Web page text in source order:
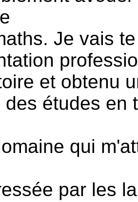
Je vais
et obtenu
des études en
qui
par les